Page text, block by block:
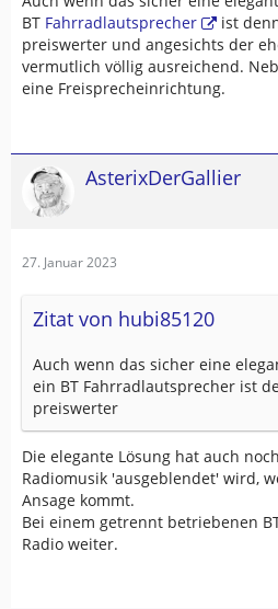
BT Fahrradlautsprecher
ist
preiswerter und angesichts der
vermutlich völlig ausreichend.
eine Freisprecheinrichtung.
AsterixDerGallier
27. Januar 2023
Zitat von hubi85120
Auch wenn das sicher eine
ein BT Fahrradlautsprecher ist
preiswerter
Die elegante Lösung hat auch
Radiomusik 'ausgeblendet' wird,
Ansage kommt.
Bei einem getrennt betriebenen
Radio weiter.